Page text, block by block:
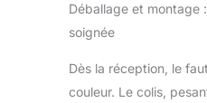
Déballage et montage
soignée
Dès la réception, le
couleur. Le colis,